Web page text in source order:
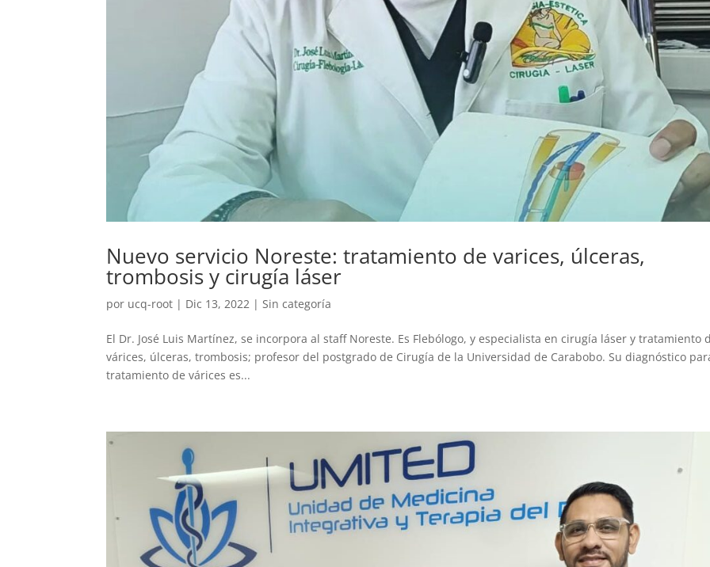
Nuevo servicio Noreste: tratamiento de varices, úlceras,
trombosis y cirugía láser
por ucq-root | Dic 13, 2022 |Sin categoría
El Dr. José Luis Martínez, se incorpora al staff Noreste. Es Flebólogo, y especialista en cirugía láser y tratamiento
várices, úlceras, trombosis; profesor del postgrado de Cirugía de la Universidad de Carabobo. Su diagnóstico
tratamiento de várices es...